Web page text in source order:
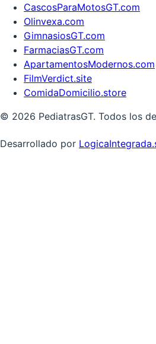
CascosParaMotosGT.com
Olinvexa.com
GimnasiosGT.com
FarmaciasGT.com
ApartamentosModernos.com
FilmVerdict.site
ComidaDomicilio.store
© 2026 PediatrasGT. Todos los
Desarrollado por